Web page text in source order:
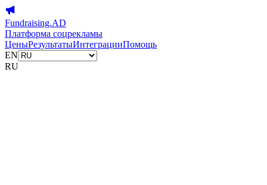
Fundraising.AD
Платформа соцрекламы
ЦеныРезультатыИнтеграцииПомощь
EN
RU